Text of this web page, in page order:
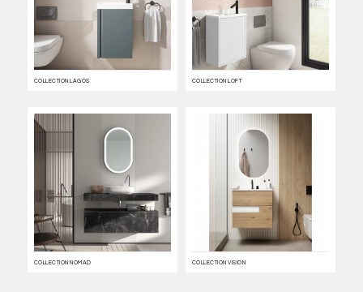
COLLECTION LAGOS COLLECTION LOFT
COLLECTION NOMAD COLLECTION VISION